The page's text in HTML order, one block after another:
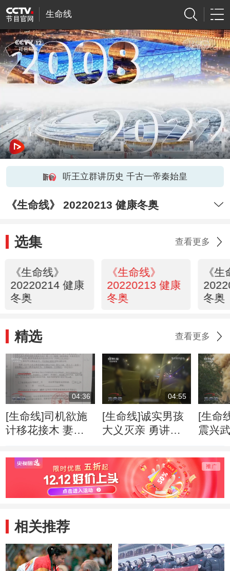
生命线
听王立群讲历史 千古一帝秦始皇
《生命线》 20220213 健康冬奥
选集 查看更多
《生命线》
20220214 健康
冬奥
《生命线》
20220213 健康
冬奥
《
冬奥
精选 查看更多
04:36
[生命线]司机欲施
计移花接木 妻子
04:55
[生命线]诚实男孩
大义灭亲 勇讲真
[生命
震兴
长春
城
事故
相关推荐